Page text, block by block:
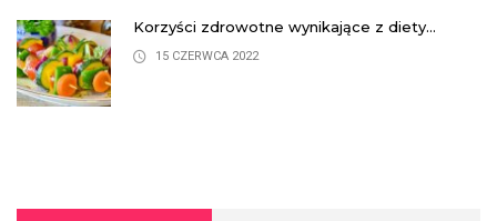
Korzyści zdrowotne wynikające z diety...
15 CZERWCA 2022